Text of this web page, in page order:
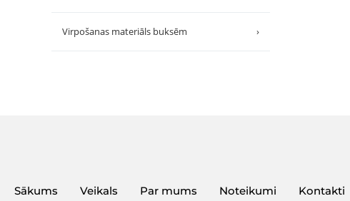
Virpošanas materiāls buksēm ›
Sākums Veikals Par mums Noteikumi Kontakti